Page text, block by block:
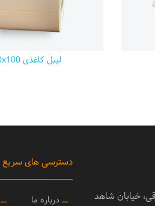
لیبل کاغذی 50x100
خیابان شاهد
دسترسی های سریع
ــ درباره ما ــ